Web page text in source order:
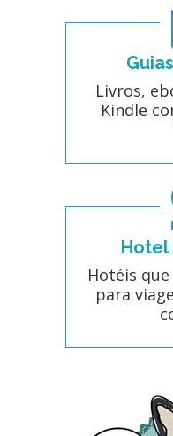
Livros,
Kindle
Hotel
Hotéis
para